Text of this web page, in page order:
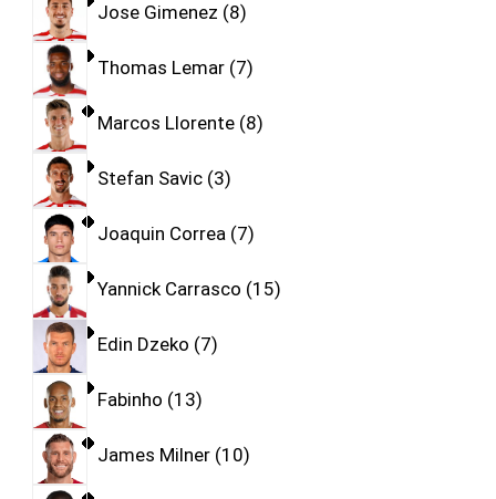
Jose Gimenez 8
Thomas Lemar 7
Marcos Llorente 8
Stefan Savic 3
Joaquin Correa 7
Yannick Carrasco 15
Edin Dzeko 7
Fabinho 13
James Milner 10